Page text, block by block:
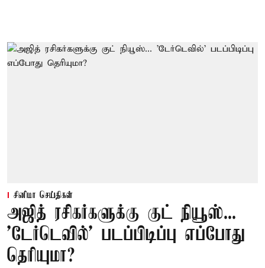
சினிமா செய்திகள்
அஜித் ரசிகர்களுக்கு குட் நியூஸ்...
'டேர்டெவில்' படப்பிடிப்பு எப்போது
தெரியுமா?